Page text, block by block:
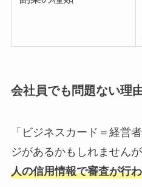
会社員でも問題ない理
「ビジネスカード＝経営
ジがあるかもしれませんが
人の信用情報で審査が行